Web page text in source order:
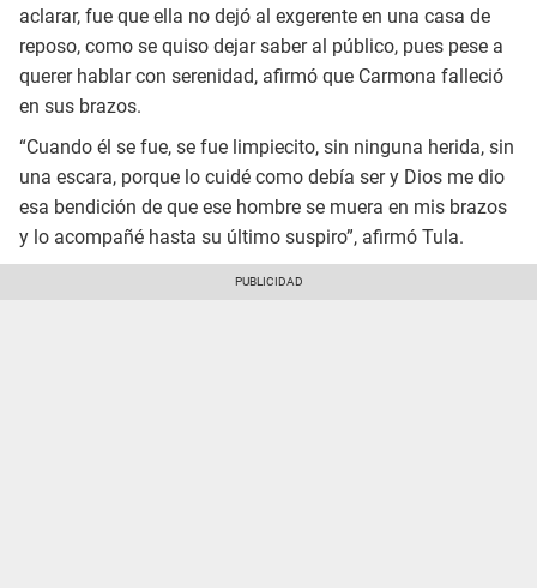
aclarar, fue que ella no dejó al exgerente en una casa de
reposo, como se quiso dejar saber al público, pues pese a
querer hablar con serenidad, afirmó que Carmona falleció
en sus brazos.
“Cuando él se fue, se fue limpiecito, sin ninguna herida, sin
una escara, porque lo cuidé como debía ser y Dios me dio
esa bendición de que ese hombre se muera en mis brazos
y lo acompañé hasta su último suspiro”, afirmó Tula.